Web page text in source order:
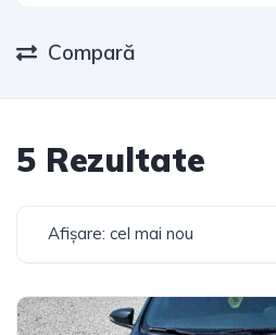
Compară
5 Rezultate
Afișare: cel mai nou